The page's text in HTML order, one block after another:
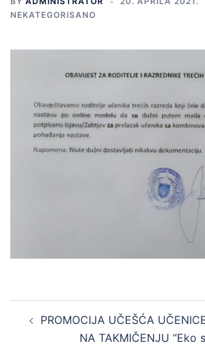
NEKATEGORISANO
navigation
PROMOCIJA UČEŠĆA
NA TAKMIČENJU “Eko